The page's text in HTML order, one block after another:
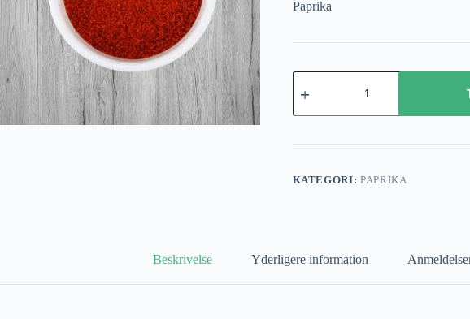
Paprika
Paprika
Edelsuss
antal
KATEGORI: PAPRIKA
Beskrivelse Yderligere information